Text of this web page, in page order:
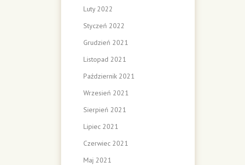
Luty 2022
Styczeń 2022
Grudzień 2021
Listopad 2021
Październik 2021
Wrzesień 2021
Sierpień 2021
Lipiec 2021
Czerwiec 2021
Maj 2021